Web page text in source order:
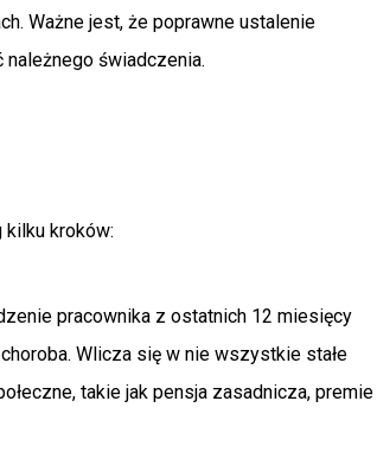
Ważne jest, że poprawne ustalenie
świadczenia.
kilku kroków:
pracownika z ostatnich 12 miesięcy
Wlicza się w nie wszystkie stałe
takie jak pensja zasadnicza, premie